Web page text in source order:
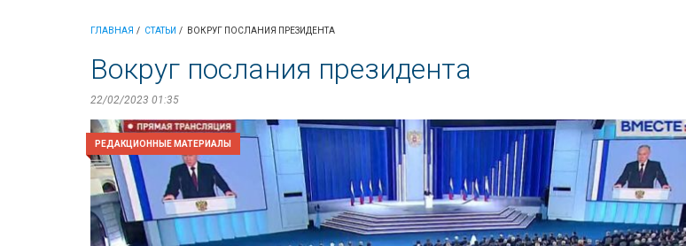
ГЛАВНАЯ СТАТЬИ ВОКРУГ ПОСЛАНИЯ ПРЕЗИДЕНТА
Вокруг послания президента
22/02/2023 01:35
РЕДАКЦИОННЫЕ МАТЕРИАЛЫ